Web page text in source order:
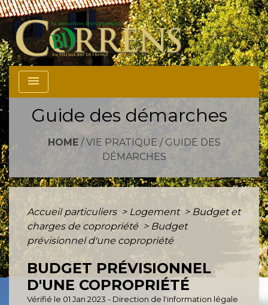
menu
Guide des démarches
HOME/ VIE PRATIQUE / GUIDE DES
DÉMARCHES
Accueil particuliers > Logement > Budget et
charges de copropriété > Budget
prévisionnel d'une copropriété
BUDGET PRÉVISIONNEL
D'UNE COPROPRIÉTÉ
Vérifié le 01 Jan 2023 - Direction de l'information légale